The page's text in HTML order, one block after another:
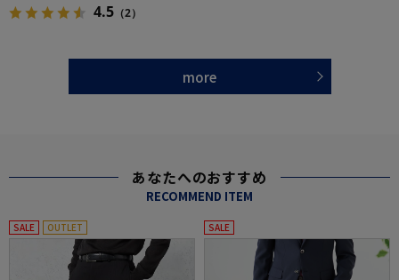
4.5 （2）
more
あなたへのおすすめ
RECOMMEND ITEM
SALE OUTLET SALE